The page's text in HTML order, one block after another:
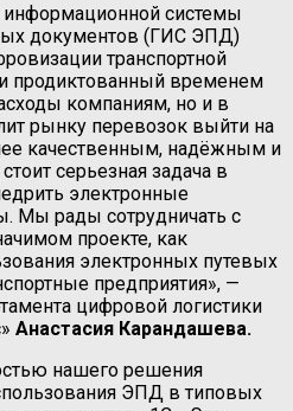
информационной системы
документов (ГИС ЭПД)
транспортной
продиктованный временем
компаниям, но и в
рынку перевозок выйти на
качественным, надёжным и
серьезная задача в
электронные
Мы рады сотрудничать с
проекте, как
электронных путевых
предприятия», —
цифровой логистики
Анастасия Карандашева.
нашего решения
ЭПД в типовых